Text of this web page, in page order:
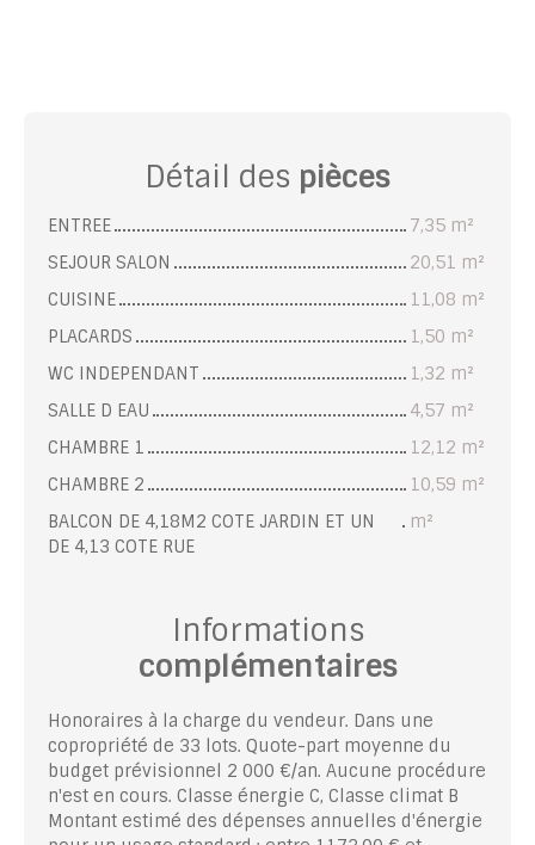
Détail des pièces
ENTREE
7,35 m²
SEJOUR SALON
20,51 m²
CUISINE
11,08 m²
PLACARDS
1,50 m²
WC INDEPENDANT
1,32 m²
SALLE D EAU
4,57 m²
CHAMBRE 1
12,12 m²
CHAMBRE 2
10,59 m²
BALCON DE 4,18M2 COTE JARDIN ET UN
DE 4,13 COTE RUE
m²
Informations
complémentaires
Honoraires à la charge du vendeur. Dans une
copropriété de 33 lots. Quote-part moyenne du
budget prévisionnel 2 000 €/an. Aucune procédure
n'est en cours. Classe énergie C, Classe climat B
Montant estimé des dépenses annuelles d'énergie